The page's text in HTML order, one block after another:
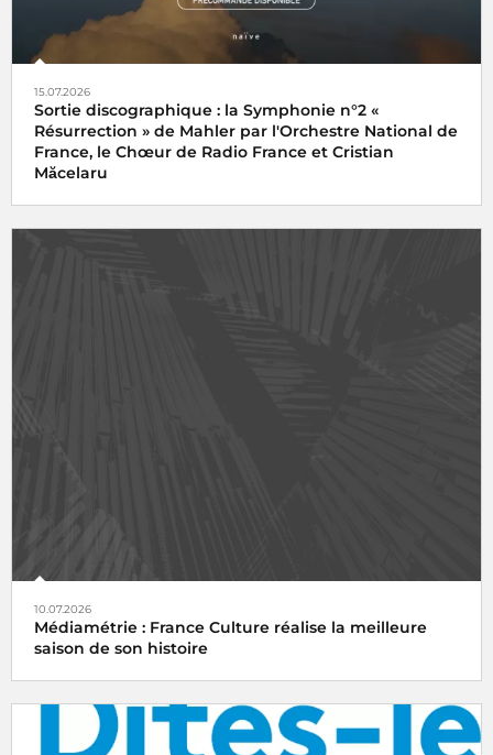
15.07.2026
Sortie discographique : la Symphonie n°2 «
Résurrection » de Mahler par l'Orchestre National de
France, le Chœur de Radio France et Cristian
Măcelaru
10.07.2026
Médiamétrie : France Culture réalise la meilleure
saison de son histoire